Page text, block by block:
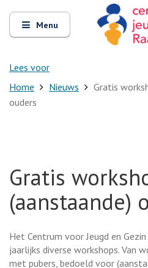
Open
en
sluit
Menu
Lees voor
Zoeken
Home Nieuws
Gratis
ouders
Gratis
(aanstaande)
Het Centrum voor Jeugd en
jaarlijks diverse workshops. Van
met pubers, bedoeld voor